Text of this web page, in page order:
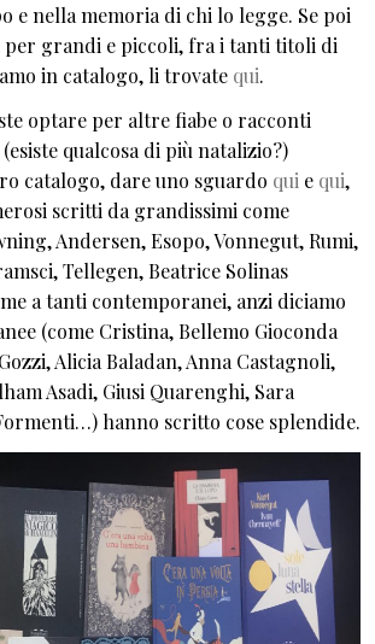
e nella memoria di chi lo legge. Se poi
per grandi e piccoli, fra i tanti titoli di
in catalogo, li trovate qui.
optare per altre fiabe o racconti
qualcosa di più natalizio?)
catalogo, dare uno sguardo qui e qui,
scritti da grandissimi come
Andersen, Esopo, Vonnegut, Rumi,
Tellegen, Beatrice Solinas
a tanti contemporanei, anzi diciamo
(come Cristina, Bellemo Gioconda
Alicia Baladan, Anna Castagnoli,
Asadi, Giusi Quarenghi, Sara
hanno scritto cose splendide.